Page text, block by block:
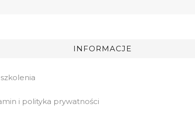
INFORMACJE
i polityka prywatności